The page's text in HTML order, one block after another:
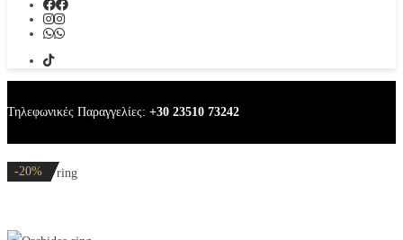
Τηλεφωνικές Παραγγελίες: +30 23510 73242
Orchidea ring
-20%
-20%
-32%
-32%
-20%